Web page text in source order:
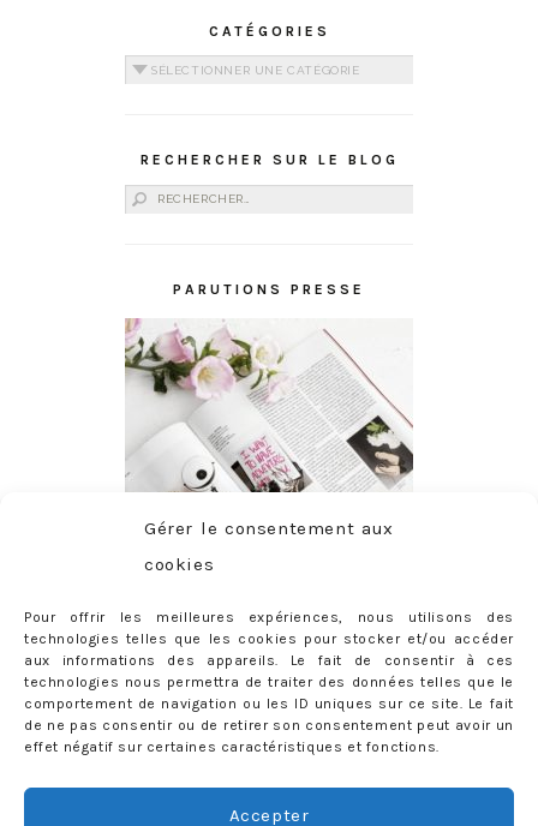
Gérer le consentement aux
cookies
Pour offrir les meilleures expériences, nous utilisons des
technologies telles que les cookies pour stocker et/ou accéder
aux informations des appareils. Le fait de consentir à ces
technologies nous permettra de traiter des données telles que le
comportement de navigation ou les ID uniques sur ce site. Le fait
de ne pas consentir ou de retirer son consentement peut avoir un
effet négatif sur certaines caractéristiques et fonctions.
Accepter
CATÉGORIES
Catégories
RECHERCHER SUR LE BLOG
Rechercher :
PARUTIONS PRESSE
ABONNEMENT
Adresse